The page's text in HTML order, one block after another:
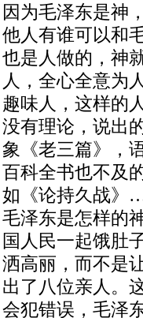
因为毛泽东是神
他人有谁可以和
也是人做的，神
人，全心全意为
趣味人，这样的
没有理论，说出
象《老三篇》，
百科全书也不及
如《论持久战》
毛泽东是怎样的
国人民一起饿肚
洒高丽，而不是
出了八位亲人。
会犯错误，毛泽